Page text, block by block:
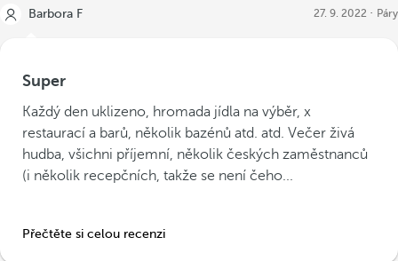
Barbora F 27. 9. 2022 Páry
Super
Každý den uklizeno, hromada jídla na výběr, x
restaurací a barů, několik bazénů atd. atd. Večer živá
hudba, všichni příjemní, několik českých zaměstnanců
(i několik recepčních, takže se není čeho...
Přečtěte si celou recenzi